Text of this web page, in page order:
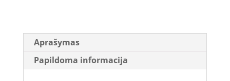
7ml
Aprašymas
Papildoma informacija